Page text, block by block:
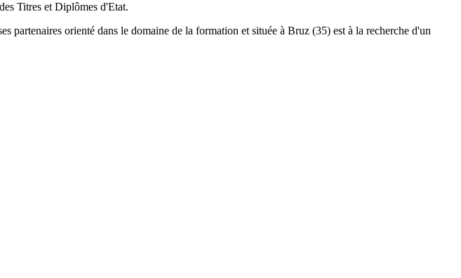
Titres et Diplômes d'Etat.
partenaires orienté dans le domaine de la formation et située à Bruz (35) est à la recherche d'un